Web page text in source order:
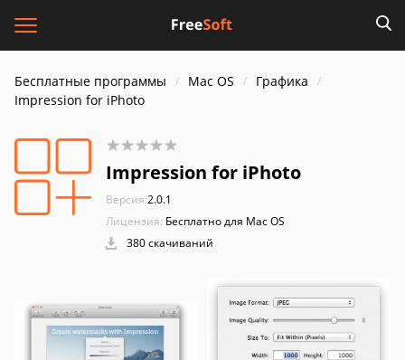
Бесплатные программы Mac OS
Графика
Impression for iPhoto
Impression for iPhoto
Версия:2.0.1
Лицензия: Бесплатно для Mac OS
380 скачиваний